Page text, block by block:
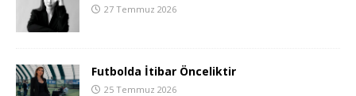
27 Temmuz 2026
Futbolda İtibar Önceliktir
25 Temmuz 2026